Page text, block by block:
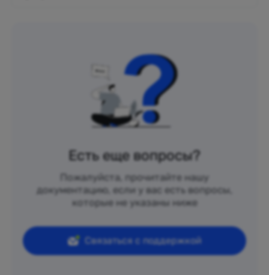
Есть еще вопросы?
Пожалуйста, прочитайте нашу
документацию, если у вас есть вопросы,
которые не указаны ниже
Связаться с поддержкой